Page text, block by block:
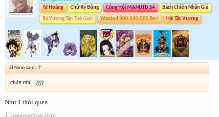
Tứ Hoàng
Chữ Ký Động Công Hội MANUTD.S4 Bách Chiến Nhẫn Giả
Bá Vương Tân Thế Giới Wanted 800.000.000 Beri Hải Tặc Vương
El Nino said: ↑
chán nhỉ =))))
Như 1 thói quen
1 Tháng mười hai 2016